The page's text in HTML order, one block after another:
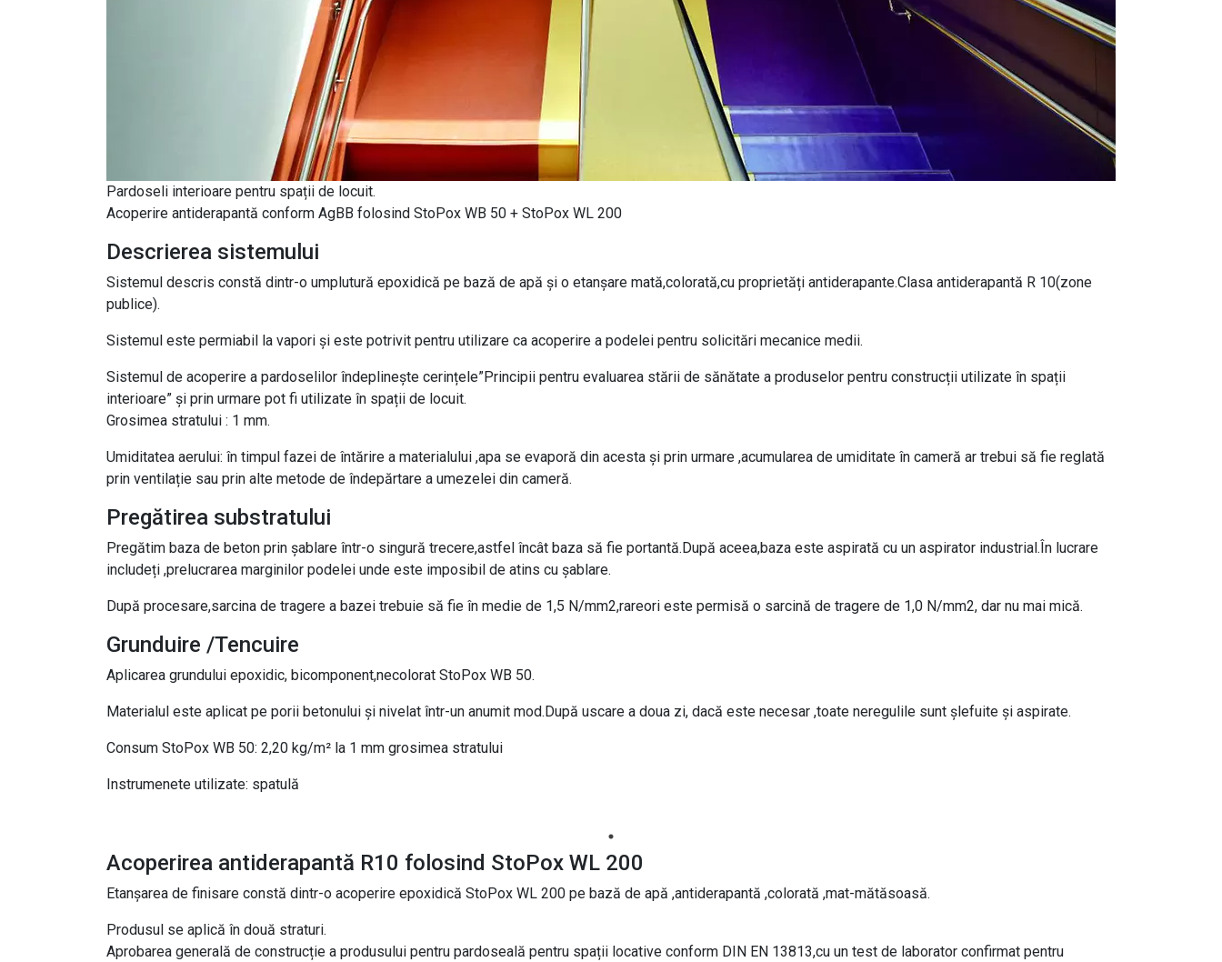
Pardoseli interioare pentru spații de locuit.
Acoperire antiderapantă conform AgBB folosind StoPox WB 50 + StoPox WL 200
Descrierea sistemului
Sistemul descris constă dintr-o umplutură epoxidică pe bază de apă și o etanșare mată,colorată,cu proprietăți antiderapante.Clasa antiderapantă R 10(zone
publice).
Sistemul este permiabil la vapori și este potrivit pentru utilizare ca acoperire a podelei pentru solicitări mecanice medii.
Sistemul de acoperire a pardoselilor îndeplinește cerințele”Principii pentru evaluarea stării de sănătate a produselor pentru construcții utilizate în spații
interioare” și prin urmare pot fi utilizate în spații de locuit.
Grosimea stratului : 1 mm.
Umiditatea aerului: în timpul fazei de întărire a materialului ,apa se evaporă din acesta și prin urmare ,acumularea de umiditate în cameră ar trebui să fie reglată
prin ventilație sau prin alte metode de îndepărtare a umezelei din cameră.
Pregătirea substratului
Pregătim baza de beton prin șablare într-o singură trecere,astfel încât baza să fie portantă.După aceea,baza este aspirată cu un aspirator industrial.În lucrare
includeți ,prelucrarea marginilor podelei unde este imposibil de atins cu șablare.
După procesare,sarcina de tragere a bazei trebuie să fie în medie de 1,5 N/mm2,rareori este permisă o sarcină de tragere de 1,0 N/mm2, dar nu mai mică.
Grunduire /Tencuire
Aplicarea grundului epoxidic, bicomponent,necolorat StoPox WB 50.
Materialul este aplicat pe porii betonului și nivelat într-un anumit mod.După uscare a doua zi, dacă este necesar ,toate neregulile sunt șlefuite și aspirate.
Consum StoPox WB 50: 2,20 kg/m² la 1 mm grosimea stratului
Instrumenete utilizate: spatulă
Acoperirea antiderapantă R10 folosind StoPох WL 200
Etanșarea de finisare constă dintr-o acoperire epoxidică StoPох WL 200 pe bază de apă ,antiderapantă ,colorată ,mat-mătăsoasă.
Produsul se aplică în două straturi.
Aprobarea generală de construcție a produsului pentru pardoseală pentru spații locative conform DIN EN 13813,cu un test de laborator confirmat pentru